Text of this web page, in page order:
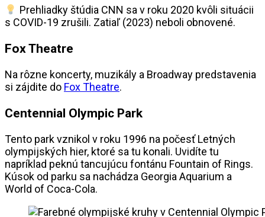
Prehliadky štúdia CNN sa v roku 2020 kvôli situácii
s COVID-19 zrušili. Zatiaľ (2023) neboli obnovené.
Fox Theatre
Na rôzne koncerty, muzikály a Broadway predstavenia
si zájdite do Fox Theatre.
Centennial Olympic Park
Tento park vznikol v roku 1996 na počesť Letných
olympijských hier, ktoré sa tu konali. Uvidíte tu
napríklad peknú tancujúcu fontánu Fountain of Rings.
Kúsok od parku sa nachádza Georgia Aquarium a
World of Coca-Cola.